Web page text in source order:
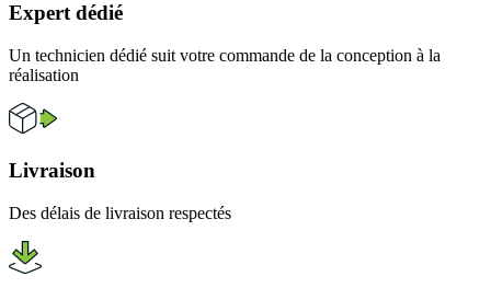
Expert dédié
Un technicien dédié suit votre commande de la conception à la
réalisation
Livraison
Des délais de livraison respectés